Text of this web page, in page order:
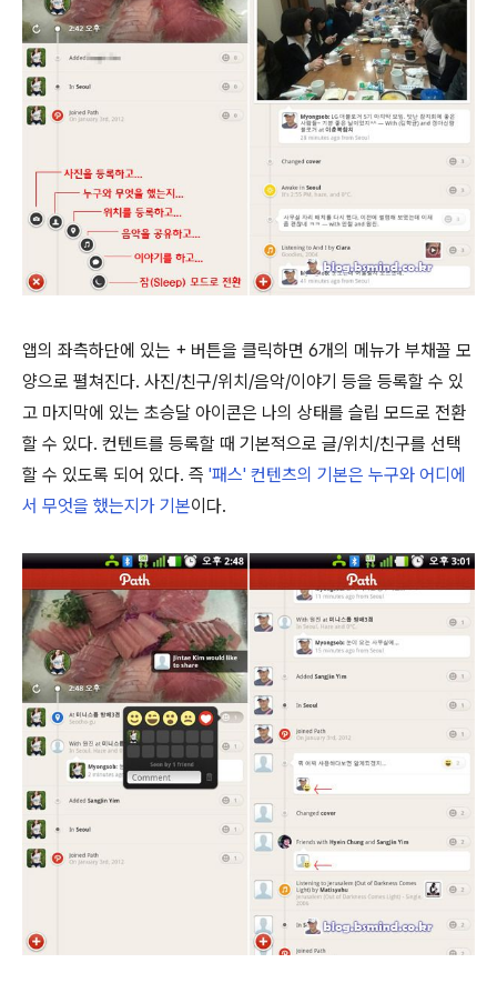
앱의 좌측하단에 있는 + 버튼을 클릭하면 6개의 메뉴가 부채꼴 모
양으로 펼쳐진다. 사진/친구/위치/음악/이야기 등을 등록할 수 있
고 마지막에 있는 초승달 아이콘은 나의 상태를 슬립 모드로 전환
할 수 있다. 컨텐트를 등록할 때 기본적으로 글/위치/친구를 선택
할 수 있도록 되어 있다. 즉 '패스' 컨텐츠의 기본은 누구와 어디에
서 무엇을 했는지가 기본이다.